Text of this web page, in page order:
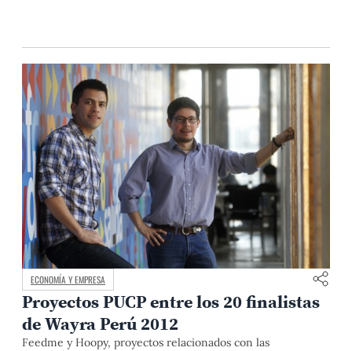
ECONOMÍA Y EMPRESA
Proyectos PUCP entre los 20 finalistas
de Wayra Perú 2012
Feedme y Hoopy, proyectos relacionados con las